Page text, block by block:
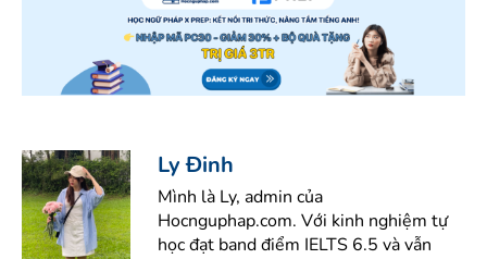
Ly Đinh
Mình là Ly, admin của
Hocnguphap.com. Với kinh nghiệm tự
học đạt band điểm IELTS 6.5 và vẫn